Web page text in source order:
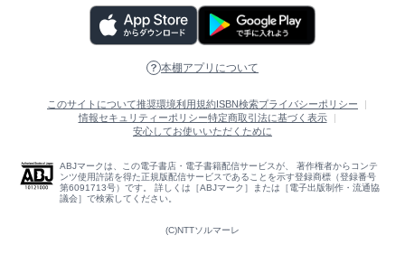
本棚アプリについて
このサイトについて推奨環境利用規約 ISBN検索プライバシーポリシー
情報セキュリティーポリシー特定商取引法に基づく表示
安心してお使いいただくために
ABJマークは、この電子書店・電子書籍配信サービスが、 著作権者からコンテ
ンツ使用許諾を得た正規版配信サービスであることを示す登録商標（登録番号
第6091713号）です。 詳しくは［ABJマーク］または［電子出版制作・流通協
議会］で検索してください。
(C)NTTソルマーレ